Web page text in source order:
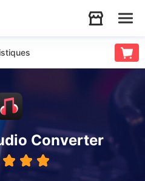
Converter